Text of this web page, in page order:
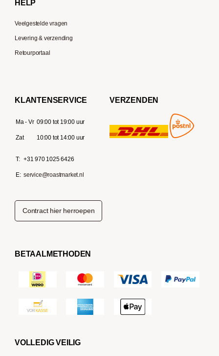
HELP
Veelgestelde vragen
Levering & verzending
Retourportaal
KLANTENSERVICE
Ma - Vr 09:00 tot 19:00 uur
Zat 10:00 tot 14:00 uur
T: +31 970 1025 6426
E: service@roastmarket.nl
VERZENDEN
Contract hier herroepen
BETAALMETHODEN
VOLLEDIG VEILIG